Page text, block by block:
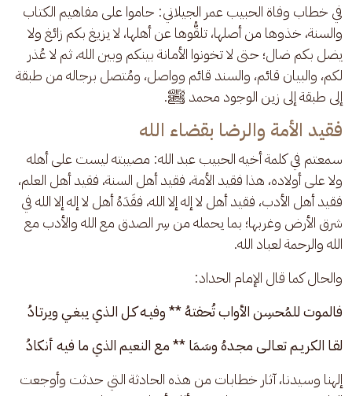
في خطاب وفاة الحبيب عمر الجيلاني: حاموا على مفاهيم الكتاب
والسنة، خذوها من أصلها، تلقُّوها عن أهلها، لا يزيغ بكم زائغ ولا
يضل بكم ضال؛ حتى لا تخونوا الأمانة بينكم وبين الله، ثم لا عُذر
لكم، والبيان قائم، والسند قائم وواصل، ومُتصل برجاله من طبقة
إلى طبقة إلى زين الوجود محمد ﷺ.
فقيد الأمة والرضا بقضاء الله
سمعتم في كلمة أخيه الحبيب عبد الله: مصيبته ليست على أهله
ولا على أولاده، هذا فقيد الأمة، فقيد أهل السنة، فقيد أهل العلم،
فقيد أهل الأدب، فقيد أهل لا إله إلا الله، فقَدَهُ أهل لا إله إلا الله في
شرق الأرض وغربها؛ بما يحمله من سِر الصدق مع الله والأدب مع
الله والرحمة لعباد الله.
والحال كما قال الإمام الحداد:
فالموت للمُحسِن الأواب تُحفتهُ ** وفيـه كـل الـذي يبغـي ويرتـادُ
لقـا الكريـم تعـالـى مجـدهُ وسَمَا ** مع النعيم الذي ما فيه أنكادُ
إلهنا وسيدنا، آثار خطابات من هذه الحادثة التي حدثت وأوجعت